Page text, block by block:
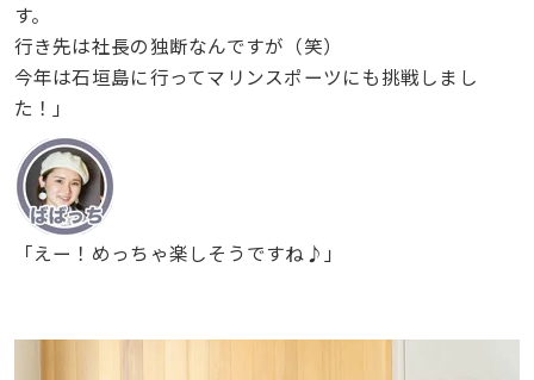
す。
行き先は社長の独断なんですが（笑）
今年は石垣島に行ってマリンスポーツにも挑戦しまし
た！」
「えー！めっちゃ楽しそうですね♪」